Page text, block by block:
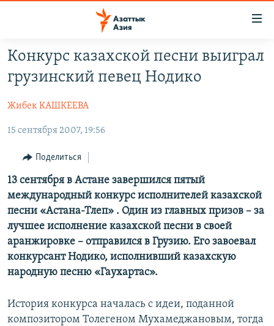
Вернуться
основному
Вернутся
навигации
поиску
ЦЕНТРАЛЬНАЯ АЗИЯ
КАЗАХСТАН
КЫРГЫЗСТАН
УЗБЕКИСТАН
ТАДЖИКИСТАН
НОВОСТИ
ВОЙНА В УКРАИНЕ
НА ДРУГИХ ЯЗЫКАХ
ҚАЗАҚША
КЫРГЫЗЧА
ЎЗБЕКЧА
TÜRKMENÇE
ПОДПИШИТЕСЬ НА НАС В СОЦСЕТЯХ
Все сайты РСЕ/РС
Конкурс казахской песни выиграл
грузинский певец Нодико
Жибек КАШКЕЕВА
15 сентября 2007, 19:56
Поделиться
13 сентября в Астане завершился пятый
международный конкурс исполнителей казахской
песни «Астана-Тлеп» . Один из главных призов – за
лучшее исполнение казахской песни в своей
аранжировке – отправился в Грузию. Его завоевал
конкурсант Нодико, исполнивший казахскую
народную песню «Гаухартас».
История конкурса началась с идеи, поданной
композитором Толегеном Мухамеджановым, тогда